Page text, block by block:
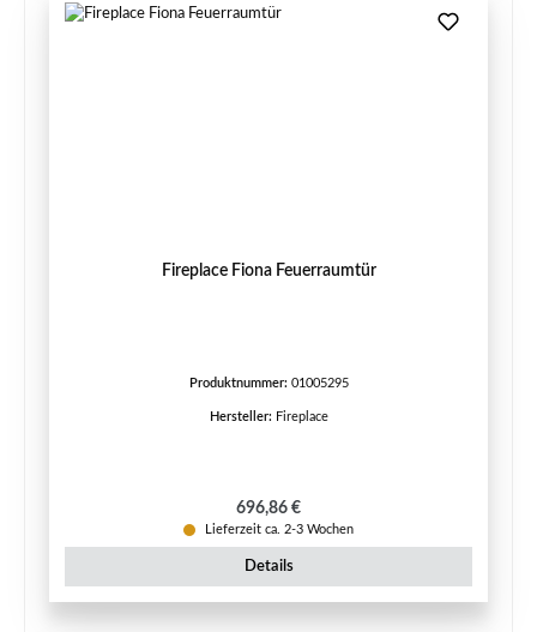
Fireplace Fiona Feuerraumtür
Produktnummer: 01005295
Hersteller: Fireplace
Regulärer Preis:
696,86 €
Lieferzeit ca. 2-3 Wochen
Details